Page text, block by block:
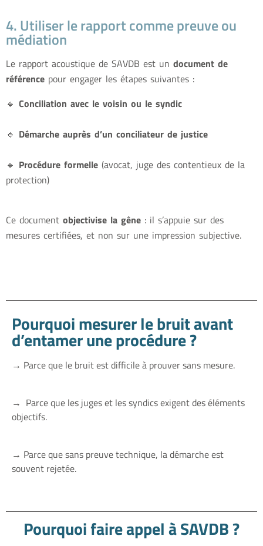
4. Utiliser le rapport comme preuve ou
médiation
Le rapport acoustique de SAVDB est un document de
référence pour engager les étapes suivantes :
🔹 Conciliation avec le voisin ou le syndic
🔹 Démarche auprès d’un conciliateur de justice
🔹 Procédure formelle (avocat, juge des contentieux de la
protection)
Ce document objectivise la gêne : il s’appuie sur des
mesures certifiées, et non sur une impression subjective.
Pourquoi mesurer le bruit avant
d’entamer une procédure ?
→ Parce que le bruit est difficile à prouver sans mesure.
→ Parce que les juges et les syndics exigent des éléments
objectifs.
→ Parce que sans preuve technique, la démarche est
souvent rejetée.
Pourquoi faire appel à SAVDB ?